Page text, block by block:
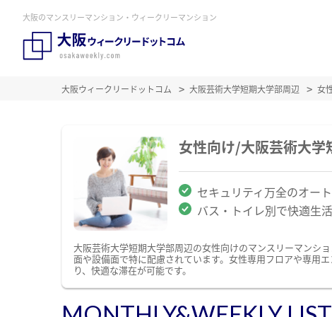
大阪のマンスリーマンション・ウィークリーマンション
大阪ウィークリードットコム 大阪芸術大学短期大学部周辺 女
女性向け/大阪芸術大学
セキュリティ万全のオー
バス・トイレ別で快適生活
大阪芸術大学短期大学部周辺の女性向けのマンスリーマンシ
面や設備面で特に配慮されています。女性専用フロアや専用
り、快適な滞在が可能です。